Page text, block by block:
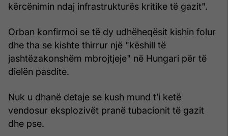
kërcënimin ndaj infrastrukturës kritike të gazit".
Orban konfirmoi se të dy udhëheqësit kishin folur
dhe tha se kishte thirrur një "këshill të
jashtëzakonshëm mbrojtjeje" në Hungari për të
dielën pasdite.
Nuk u dhanë detaje se kush mund t’i ketë
vendosur eksplozivët pranë tubacionit të gazit
dhe pse.